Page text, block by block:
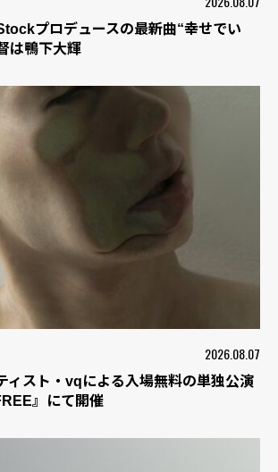
プロデュースの最新曲“幸せでい
は鴨下大輝
2026.08.07
ィスト・vqによる入場無料の単独公演
』にて開催